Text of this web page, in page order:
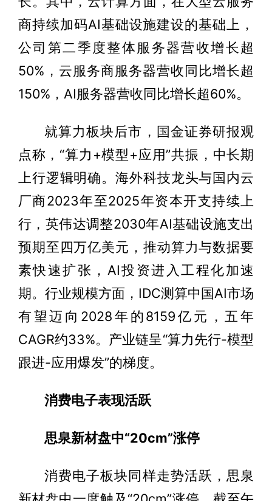
商持续加码AI基础设施建设的基础上，
公司第二季度整体服务器营收增长超
50%，云服务商服务器营收同比增长超
150%，AI服务器营收同比增长超60%。
就算力板块后市，国金证券研报观
点称，“算力+模型+应用”共振，中长期
上行逻辑明确。海外科技龙头与国内云
厂商2023年至2025年资本开支持续上
行，英伟达调整2030年AI基础设施支出
预期至四万亿美元，推动算力与数据要
素快速扩张，AI投资进入工程化加速
期。行业规模方面，IDC测算中国AI市场
有望迈向2028年的8159亿元，五年
CAGR约33%。产业链呈“算力先行-模型
跟进-应用爆发”的梯度。
消费电子表现活跃
思泉新材盘中“20cm”涨停
消费电子板块同样走势活跃，思泉